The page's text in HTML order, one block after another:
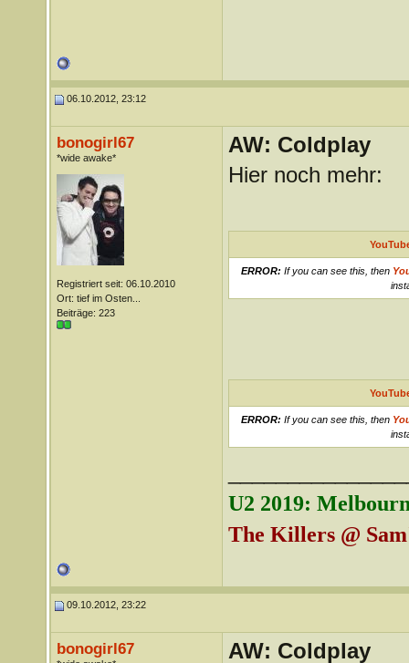
06.10.2012, 23:12
bonogirl67
*wide awake*
Registriert seit: 06.10.2010
Ort: tief im Osten...
Beiträge: 223
AW: Coldplay
Hier noch mehr:
ERROR: If you can see this, then
ERROR: If you can see this, then
U2 2019:
The Killers @
09.10.2012, 23:22
bonogirl67
AW: Coldplay